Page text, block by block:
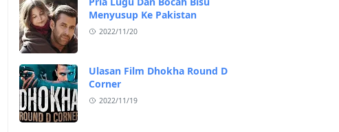
Menyusup Ke Pakistan
2022/11/20
Ulasan Film Dhokha Round D
Corner
2022/11/19